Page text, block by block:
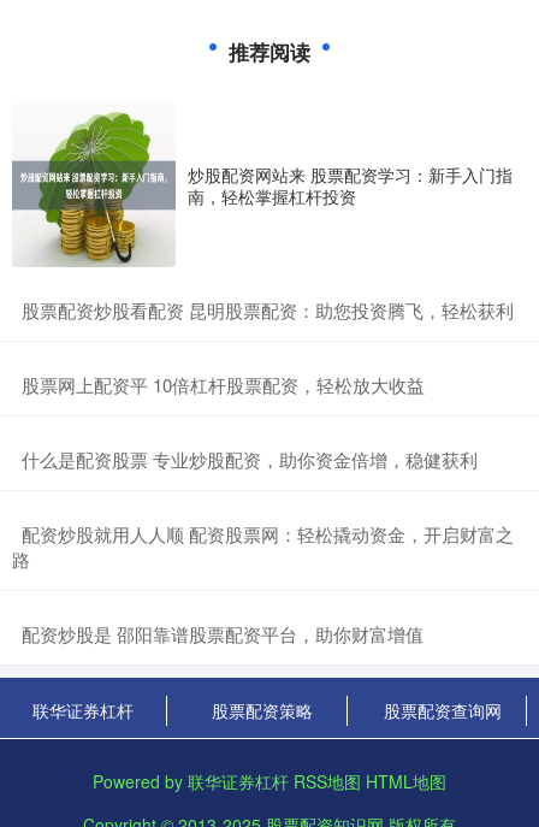
推荐阅读
炒股配资网站来 股票配资学习：新手入门指
南，轻松掌握杠杆投资
​股票配资炒股看配资 昆明股票配资：助您投资腾飞，轻松获利
​股票网上配资平 10倍杠杆股票配资，轻松放大收益
​什么是配资股票 专业炒股配资，助你资金倍增，稳健获利
​配资炒股就用人人顺 配资股票网：轻松撬动资金，开启财富之
路
​配资炒股是 邵阳靠谱股票配资平台，助你财富增值
联华证券杠杆 股票配资策略 股票配资查询网
Powered by 联华证券杠杆 RSS地图 HTML地图